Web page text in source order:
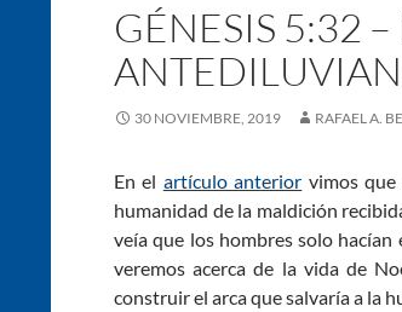
GÉNESIS 5:32
30 NOVIEMBRE, 2019 RAFAEL A.
En el artículo anterior vimos
humanidad de la maldición
veía que los hombres solo
veremos acerca de la vida de
construir el arca que salvaría a la